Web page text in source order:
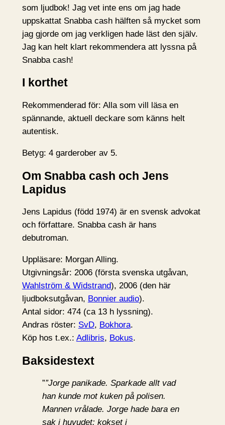
som ljudbok! Jag vet inte ens om jag hade
uppskattat Snabba cash hälften så mycket som
jag gjorde om jag verkligen hade läst den själv.
Jag kan helt klart rekommendera att lyssna på
Snabba cash!
I korthet
Rekommenderad för: Alla som vill läsa en
spännande, aktuell deckare som känns helt
autentisk.
Betyg: 4 garderober av 5.
Om Snabba cash och Jens
Lapidus
Jens Lapidus (född 1974) är en svensk advokat
och författare. Snabba cash är hans
debutroman.
Uppläsare: Morgan Alling.
Utgivningsår: 2006 (första svenska utgåvan,
Wahlström & Widstrand), 2006 (den här
ljudboksutgåvan, Bonnier audio).
Antal sidor: 474 (ca 13 h lyssning).
Andras röster: SvD, Bokhora.
Köp hos t.ex.: Adlibris, Bokus.
Baksidestext
””Jorge panikade. Sparkade allt vad
han kunde mot kuken på polisen.
Mannen vrålade. Jorge hade bara en
sak i huvudet: kokset i